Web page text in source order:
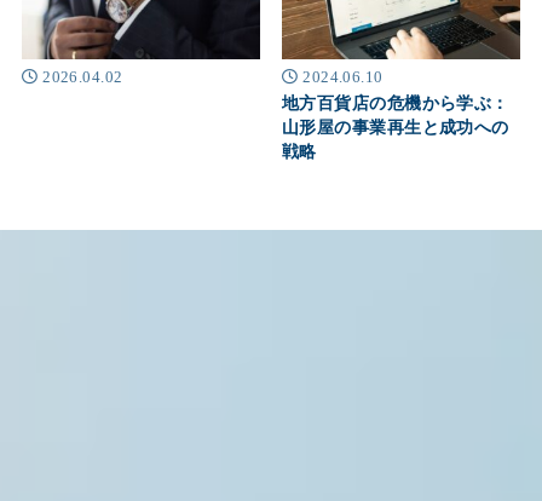
2026.04.02 2024.06.10
地方百貨店の危機から学ぶ：
山形屋の事業再生と成功への
戦略